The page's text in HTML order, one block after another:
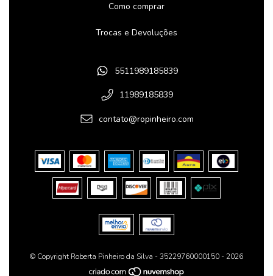
Como comprar
Trocas e Devoluções
5511989185839
11989185839
contato@ropinheiro.com
© Copyright Roberta Pinheiro da Silva - 35229760000150 - 2026